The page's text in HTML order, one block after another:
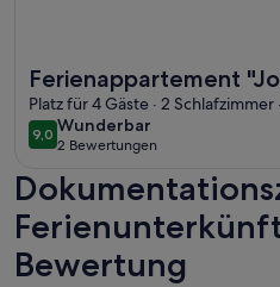
Ferienappartement
Ferienappartemt Jolle
Prora
Platz für 4 Gäste · 2 Schlafzimmer
9,09,0 von 10
Wunderbar
wunderbar
2 Bewertungen
(2
bewertungen)
Bewertung